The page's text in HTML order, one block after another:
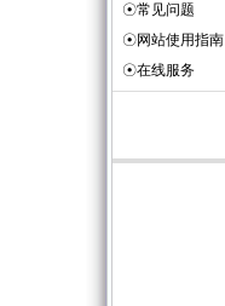
☉常见问题
☉网站使用指南
☉在线服务